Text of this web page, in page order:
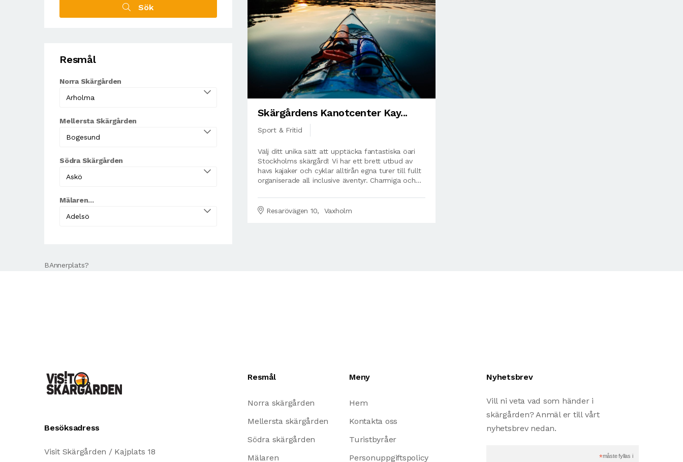
Sök
Resmål
Norra Skärgården
Mellersta Skärgården
Södra Skärgården
Mälaren...
BAnnerplats?
Skärgårdens Kanotcenter Kay...
Sport & Fritid
Välj ditt unika sätt att upptäcka fantastiska öari
Stockholms skärgård! Vi har ett brett utbud av
havs kajaker och cyklar alltirån egna turer till fullt
organiserade all inclusive äventyr. Charmiga och...
Resarövägen 10, Vaxholm
Besöksadress
Visit Skärgården / Kajplats 18
Resmål
Norra skärgården
Mellersta skärgården
Södra skärgården
Mälaren
Meny
Hem
Kontakta oss
Turistbyråer
Personuppgiftspolicy
Nyhetsbrev
Vill ni veta vad som händer i
skärgården? Anmäl er till vårt
nyhetsbrev nedan.
*måste fyllas i